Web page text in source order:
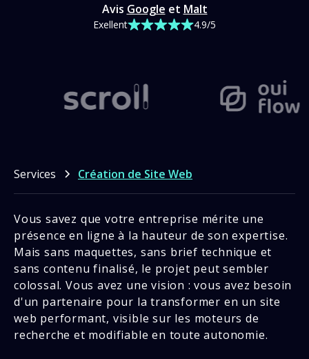
Avis Google et Malt
Exellent 4.9/5
Services Création de Site Web
Vous savez que votre entreprise mérite une
présence en ligne à la hauteur de son expertise.
Mais sans maquettes, sans brief technique et
sans contenu finalisé, le projet peut sembler
colossal. Vous avez une vision : vous avez besoin
d'un partenaire pour la transformer en un site
web performant, visible sur les moteurs de
recherche et modifiable en toute autonomie.